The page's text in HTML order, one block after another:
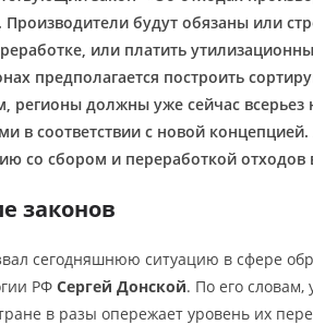
Производители будут обязаны или
или платить
предполагается построить
регионы должны уже сейчас всерьез
в соответствии с новой
со сбором и переработкой отходов
законов
сегодняшнюю ситуацию в сфере
РФ Сергей Донской. По его словам,
в разы опережает уровень их